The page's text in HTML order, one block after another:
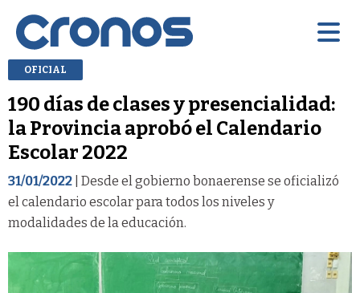
OFICIAL
190 días de clases y presencialidad:
la Provincia aprobó el Calendario
Escolar 2022
31/01/2022 | Desde el gobierno bonaerense se oficializó
el calendario escolar para todos los niveles y
modalidades de la educación.